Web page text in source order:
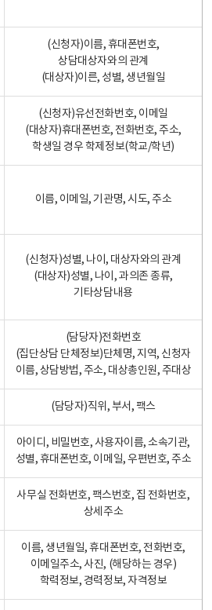
(신청자)이름, 휴대폰번호,
상담대상자와의 관계
(대상자)이른, 성별, 생년월일
(신청자)유선전화번호, 이메일
(대상자)휴대폰번호, 전화번호, 주소,
학생일 경우 학제정보(학교/학년)
이름, 이메일, 기관명, 시도, 주소
(신청자)성별, 나이, 대상자와의 관계
(대상자)성별, 나이, 과의존 종류,
기타상담내용
(담당자)전화번호
(집단상담 단체정보)단체명, 지역, 신청자
이름, 상담방법, 주소, 대상총인원, 주대상
(담당자)직위, 부서, 팩스
아이디, 비밀번호, 사용자이름, 소속기관,
성별, 휴대폰번호, 이메일, 우편번호, 주소
사무실 전화번호, 팩스번호, 집 전화번호,
상세주소
이름, 생년월일, 휴대폰번호, 전화번호,
이메일주소, 사진, (해당하는 경우)
학력정보, 경력정보, 자격정보